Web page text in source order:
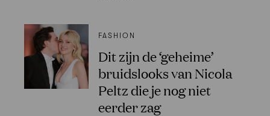
FASHION
Dit zijn de ‘geheime’
bruidslooks van Nicola
Peltz die je nog niet
eerder zag